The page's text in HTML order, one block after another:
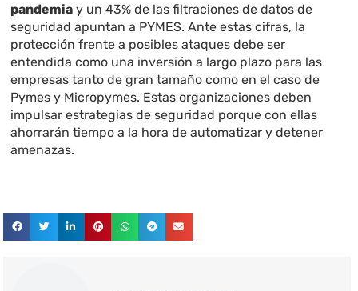
pandemia y un 43% de las filtraciones de datos de
seguridad apuntan a PYMES. Ante estas cifras, la
protección frente a posibles ataques debe ser
entendida como una inversión a largo plazo para las
empresas tanto de gran tamaño como en el caso de
Pymes y Micropymes. Estas organizaciones deben
impulsar estrategias de seguridad porque con ellas
ahorrarán tiempo a la hora de automatizar y detener
amenazas.